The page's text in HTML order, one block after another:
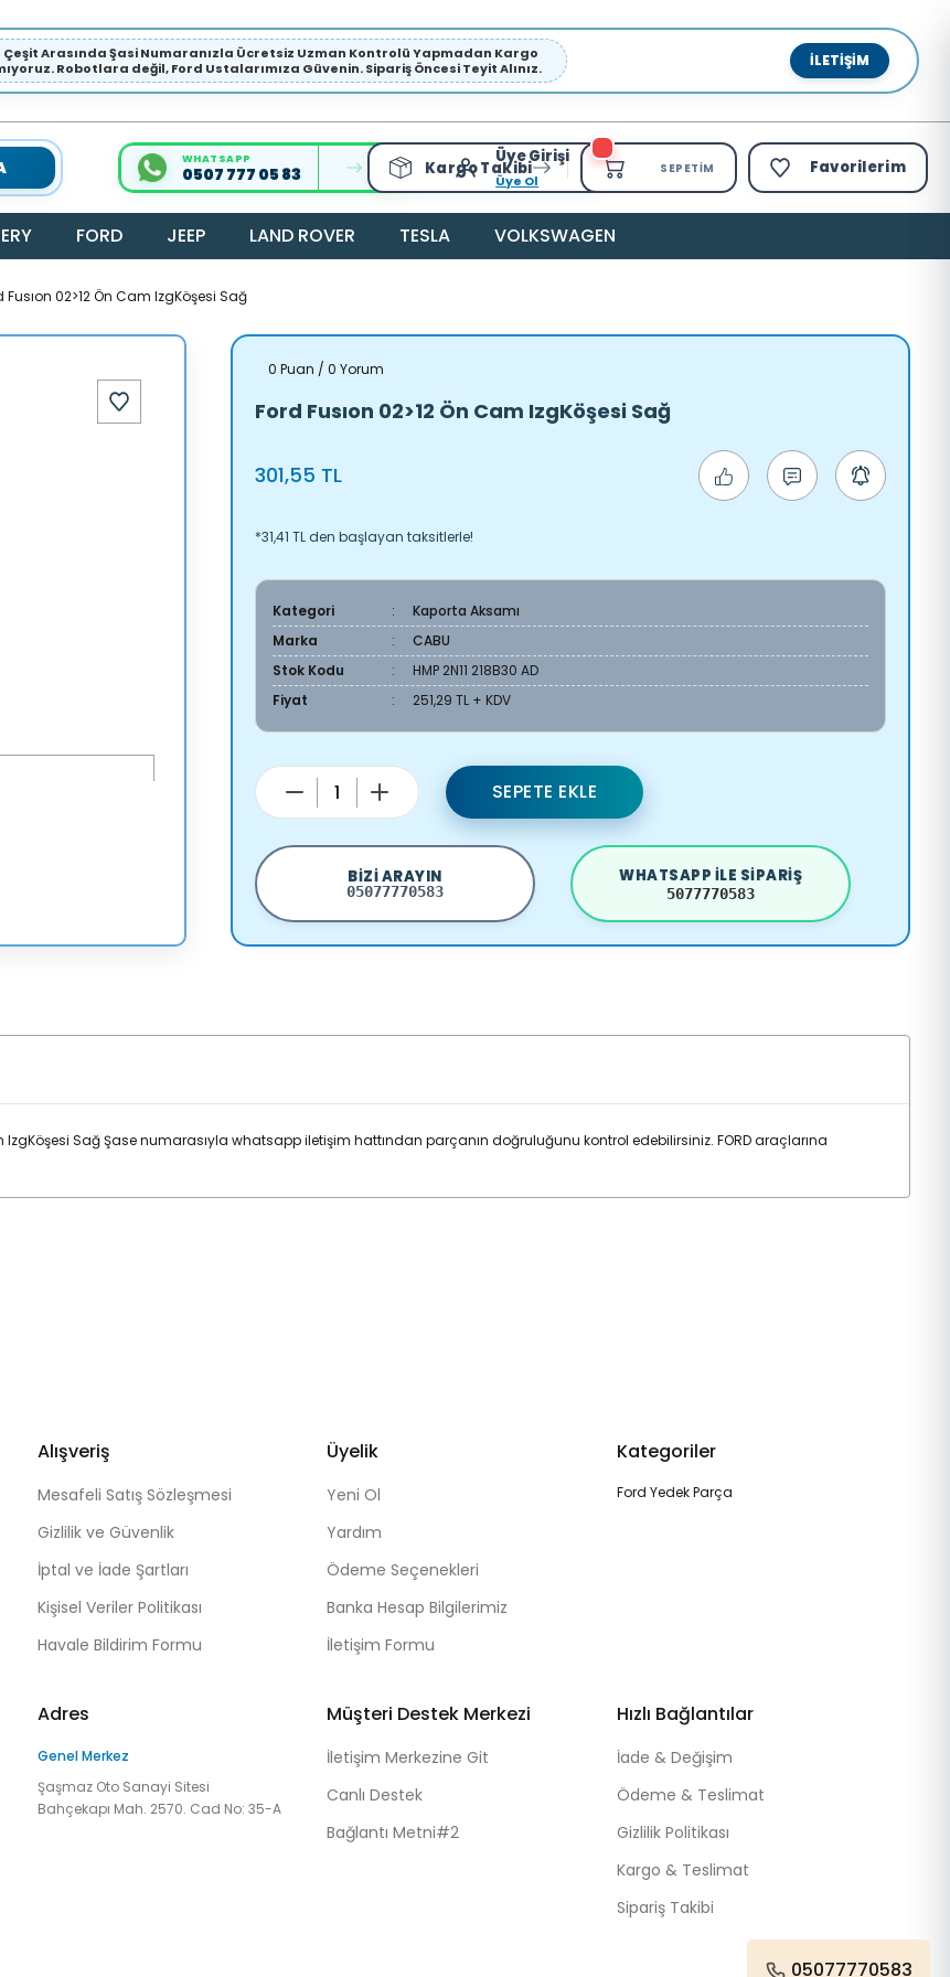
Çeşit Arasında Şasi Numaranızla Ücretsiz Uzman Kontrolü Yapmadan Kargo
Robotlara değil, Ford Ustalarımıza Güvenin. Sipariş Öncesi Teyit Alınız.
İLETIŞIM
WHATSAPP
0507 777 05 83 Kargo Takibi
Üye Girişi
Üye Ol
SEPETIM Favorilerim
FORD JEEP LAND ROVER TESLA VOLKSWAGEN
Fusıon 02>12 Ön Cam IzgKöşesi Sağ
0 Puan / 0 Yorum
Ford Fusıon 02>12 Ön Cam IzgKöşesi Sağ
301,55 TL
*31,41 TL den başlayan taksitlerle!
Kategori
Kaporta Aksamı
Marka
CABU
Stok Kodu
HMP 2N11 218B30 AD
Fiyat
251,29 TL + KDV
SEPETE EKLE
BIZI ARAYIN
05077770583
WHATSAPP ILE SIPARIŞ
5077770583
IzgKöşesi Sağ Şase numarasıyla whatsapp iletişim hattından parçanın doğruluğunu kontrol edebilirsiniz. FORD araçlarına
Alışveriş
Mesafeli Satış Sözleşmesi
Gizlilik ve Güvenlik
İptal ve İade Şartları
Kişisel Veriler Politikası
Havale Bildirim Formu
Üyelik
Yeni Ol
Yardım
Ödeme Seçenekleri
Banka Hesap Bilgilerimiz
İletişim Formu
Kategoriler
Ford Yedek Parça
Adres
Genel Merkez
Şaşmaz Oto Sanayi Sitesi
Bahçekapı Mah. 2570. Cad No: 35-A
Müşteri Destek Merkezi
İletişim Merkezine Git
Canlı Destek
Bağlantı Metni#2
Hızlı Bağlantılar
İade & Değişim
Ödeme & Teslimat
Gizlilik Politikası
Kargo & Teslimat
Sipariş Takibi
05077770583